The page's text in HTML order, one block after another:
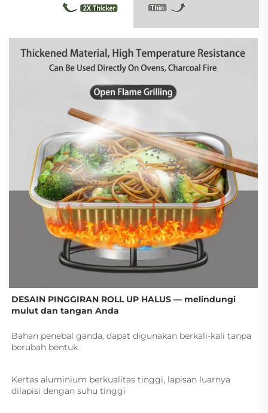
DESAIN PINGGIRAN ROLL UP HALUS — melindungi
mulut dan tangan Anda
Bahan penebal ganda, dapat digunakan berkali-kali tanpa
berubah bentuk
Kertas aluminium berkualitas tinggi, lapisan luarnya
dilapisi dengan suhu tinggi